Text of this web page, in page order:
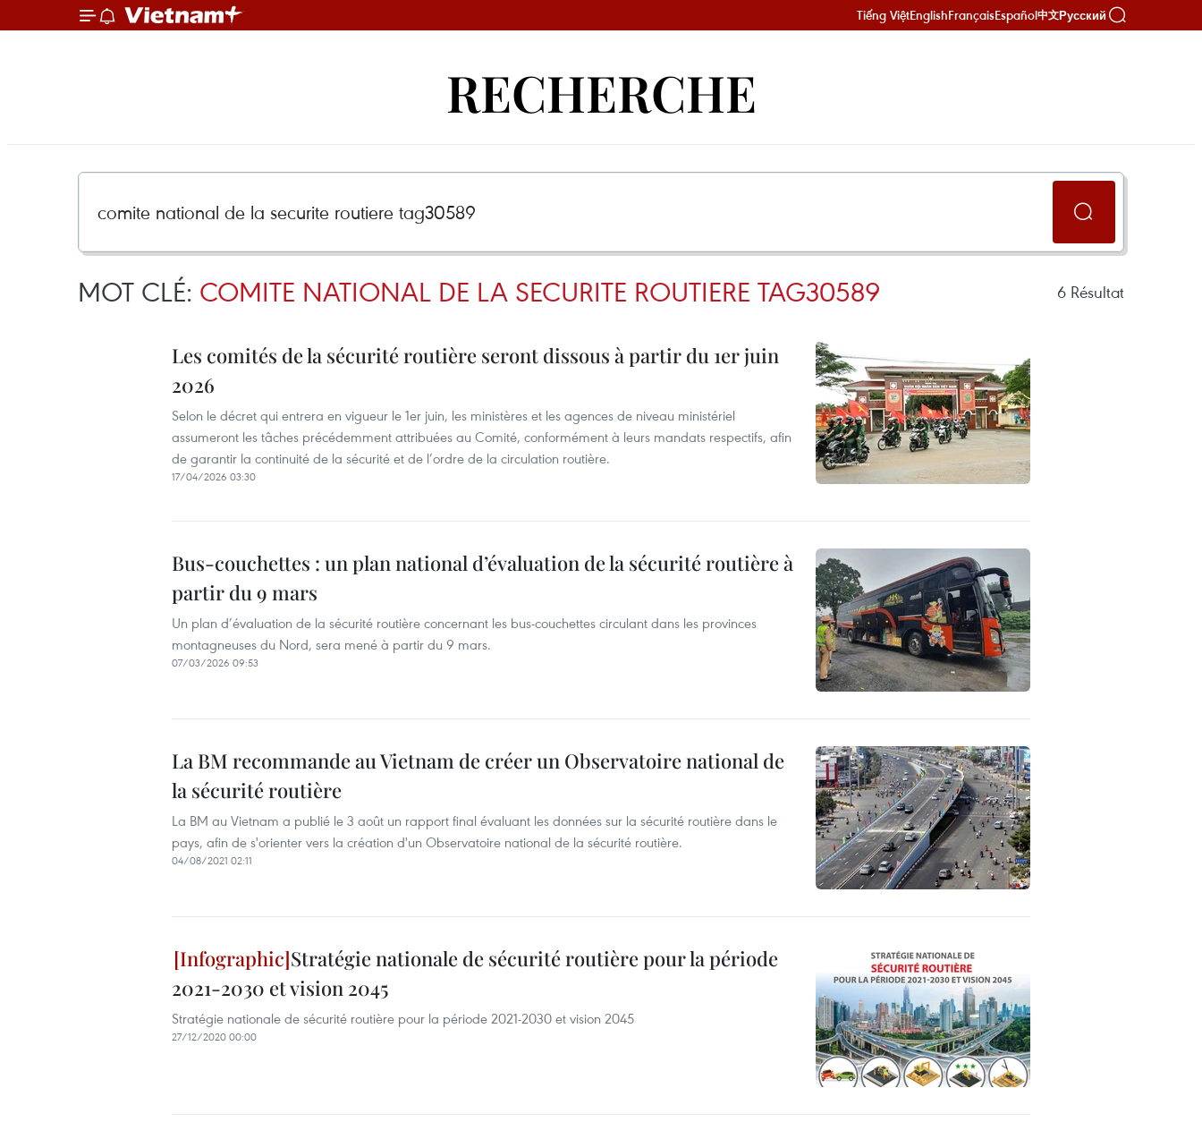
Tiếng ViệtEnglishFrançaisEspañol中文Русский
RECHERCHE
MOT CLÉ: COMITE NATIONAL DE LA SECURITE ROUTIERE TAG30589 6 Résultat
Les comités de la sécurité routière seront dissous à partir du 1er juin
2026
Selon le décret qui entrera en vigueur le 1er juin, les ministères et les agences de niveau ministériel
assumeront les tâches précédemment attribuées au Comité, conformément à leurs mandats respectifs, afin
de garantir la continuité de la sécurité et de l’ordre de la circulation routière.
17/04/2026 03:30
Bus-couchettes : un plan national d’évaluation de la sécurité routière à
partir du 9 mars
Un plan d’évaluation de la sécurité routière concernant les bus-couchettes circulant dans les provinces
montagneuses du Nord, sera mené à partir du 9 mars.
07/03/2026 09:53
La BM recommande au Vietnam de créer un Observatoire national de
la sécurité routière
La BM au Vietnam a publié le 3 août un rapport final évaluant les données sur la sécurité routière dans le
pays, afin de s'orienter vers la création d'un Observatoire national de la sécurité routière.
04/08/2021 02:11
Stratégie nationale de sécurité routière pour la période
2021-2030 et vision 2045
Stratégie nationale de sécurité routière pour la période 2021-2030 et vision 2045
27/12/2020 00:00